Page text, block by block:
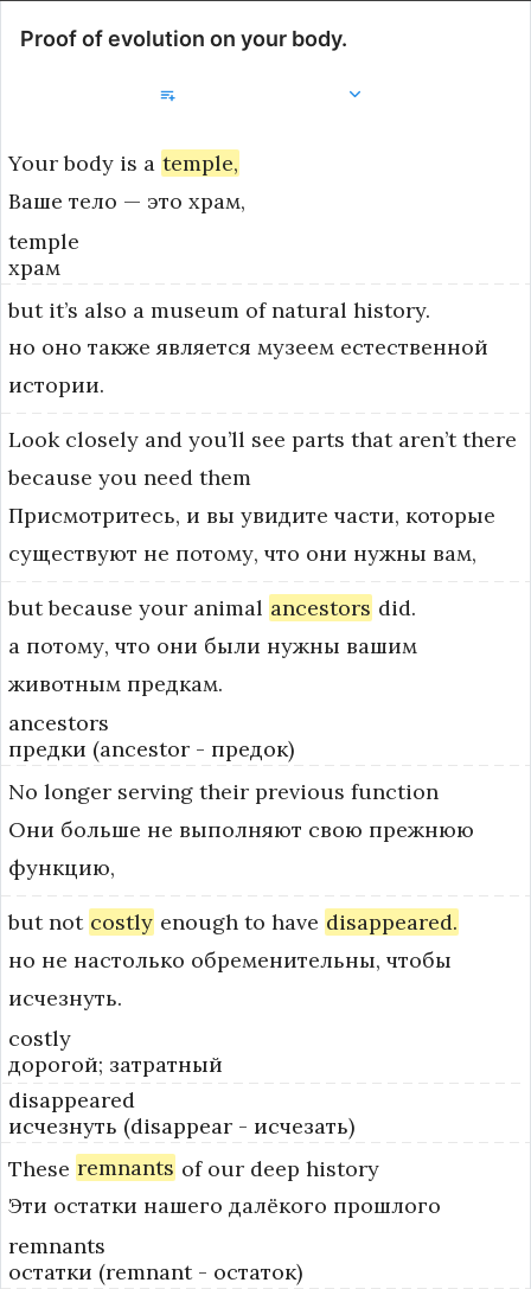
Proof of evolution on your body.
Добавить в библиотеку
Your body is a temple,
Ваше тело — это храм,
temple
храм
but it’s also a museum of natural history.
но оно также является музеем естественной
истории.
Look closely and you’ll see parts that aren’t there
because you need them
Присмотритесь, и вы увидите части, которые
существуют не потому, что они нужны вам,
but because your animal ancestors did.
а потому, что они были нужны вашим
животным предкам.
ancestors
предки (ancestor - предок)
No longer serving their previous function
Они больше не выполняют свою прежнюю
функцию,
but not costly enough to have disappeared.
но не настолько обременительны, чтобы
исчезнуть.
costly
дорогой; затратный
disappeared
исчезнуть (disappear - исчезать)
These remnants of our deep history
Эти остатки нашего далёкого прошлого
remnants
остатки (remnant - остаток)